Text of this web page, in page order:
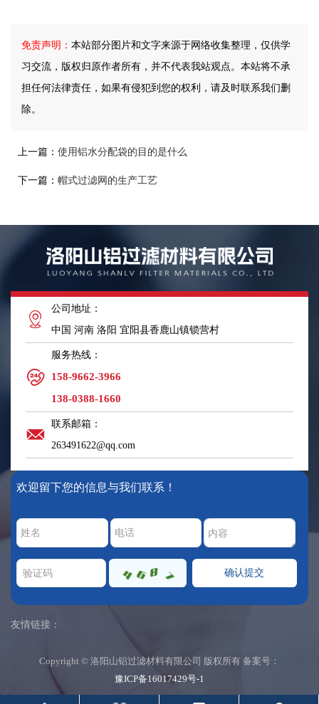
免责声明： 本站部分图片和文字来源于网络收集整理，仅供学
习交流，版权归原作者所有，并不代表我站观点。本站将不承
担任何法律责任，如果有侵犯到您的权利，请及时联系我们删
除。
上一篇： 使用铝水分配袋的目的是什么
下一篇： 帽式过滤网的生产工艺
公司地址：
中国 河南 洛阳 宜阳县香鹿山镇锁营村
服务热线：
158-9662-3966
138-0388-1660
联系邮箱：
263491622@qq.com
欢迎留下您的信息与我们联系！
确认提交
友情链接：
Copyright © 洛阳山铝过滤材料有限公司 版权所有 备案号：
豫ICP备16017429号-1